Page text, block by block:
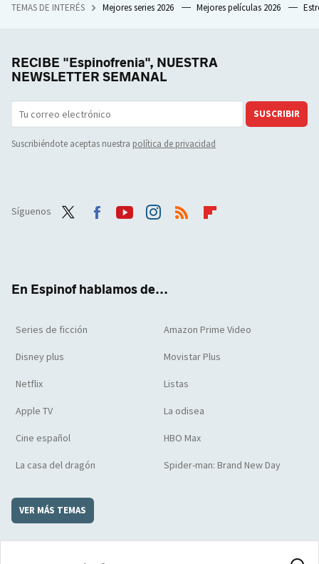
TEMAS DE INTERÉS Mejores series 2026 Mejores películas 2026
RECIBE "Espinofrenia", NUESTRA
NEWSLETTER SEMANAL
SUSCRIBIR
Suscribiéndote aceptas nuestra política de privacidad
Síguenos
En Espinof hablamos de...
Series de ficción Amazon Prime Video
Disney plus Movistar Plus
Netflix Listas
Apple TV La odisea
Cine español HBO Max
La casa del dragón Spider-man: Brand New Day
VER MÁS TEMAS